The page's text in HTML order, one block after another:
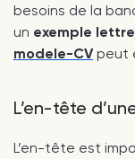
besoins de la
un exemple
modele-CVpeut
L’en-tête
L’en-tête est